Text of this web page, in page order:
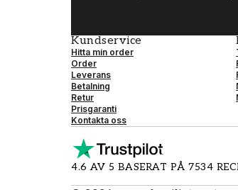
Kundservice
Hitta min order
Order
Leverans
Betalning
Retur
Prisgaranti
Kontakta oss
4.6 AV 5 BASERAT PÅ 7534